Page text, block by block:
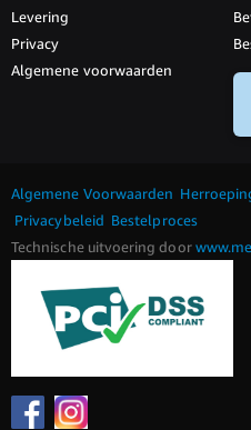
Levering
Privacy
Algemene voorwaarden
Algemene Voorwaarden
Privacybeleid Bestelproces
Technische uitvoering door